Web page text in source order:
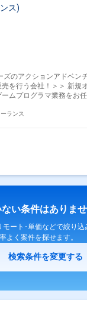
ス)
ズのアクションアドベン
を行う会社！＞＞ 新規
ームプログラマ業務を
計、修正） ・新規オン
ランス
い条件はありま
モート･単価などで絞り込
よく案件を探せます。
検索条件を変更する